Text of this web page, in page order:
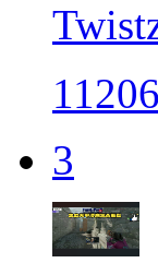
11206
3